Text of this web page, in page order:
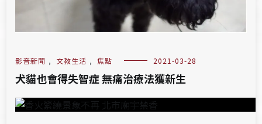
影音新聞 , 文教生活 , 焦點 2021-03-28
犬貓也會得失智症 無痛治療法獲新生